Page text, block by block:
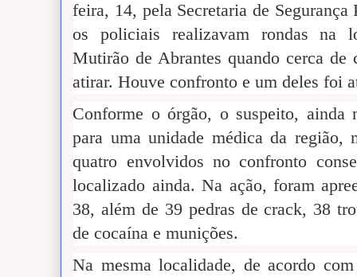
feira, 14, pela Secretaria de
os policiais realizavam rondas na
Mutirão de Abrantes quando cerca de
atirar. Houve confronto e um deles foi
Conforme o órgão, o suspeito, ainda
para uma unidade médica da região,
quatro envolvidos no confronto
localizado ainda. Na ação, foram
38, além de 39 pedras de crack, 38
de cocaína e munições.
Na mesma localidade, de acordo